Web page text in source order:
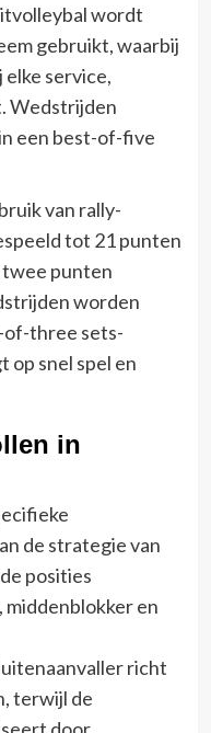
wordt
gebruikt, waarbij
service,
Wedstrijden
een best-of-five
van rally-
tot 21 punten
twee punten
worden
of-three sets-
op snel spel en
in
de strategie van
posities
en
richt
terwijl de